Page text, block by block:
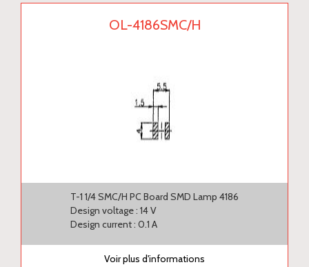
OL-4186SMC/H
T-1 1/4 SMC/H PC Board SMD Lamp 4186
Design voltage : 14 V
Design current : 0.1 A
Voir plus d'informations